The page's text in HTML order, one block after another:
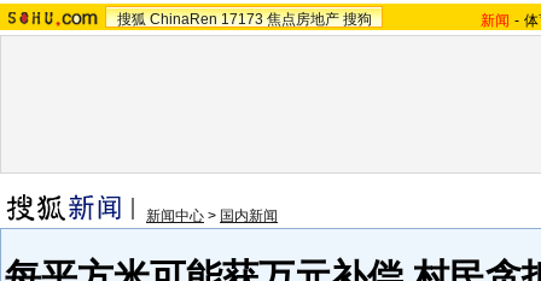
搜狐 ChinaRen 17173 焦点房地产 搜狗 新闻 -
新闻中心 > 国内新闻